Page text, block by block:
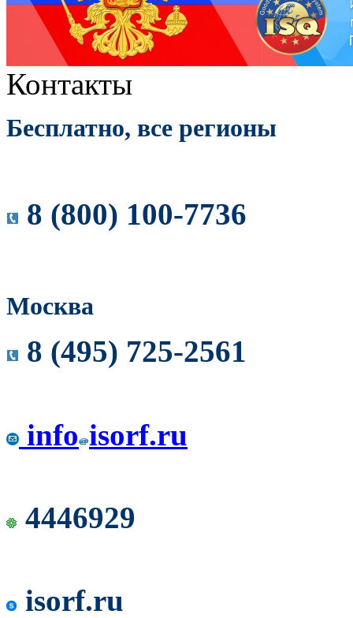
Контакты
Бесплатно, все регионы
8 (800) 100-7736
Москва
8 (495) 725-2561
info isorf.ru
4446929
isorf.ru